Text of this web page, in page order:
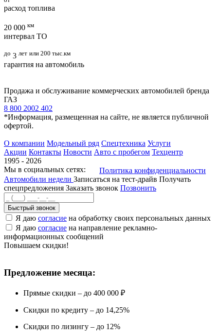
расход топлива
20 000 км
интервал ТО
до 3 лет или 200 тыс.км
гарантия на автомобиль
Продажа и обслуживание коммерческих автомобилей бренда
ГАЗ
8 800 2002 402
*Информация, размещенная на сайте, не является публичной
офертой.
О компании Модельный ряд Спецтехника Услуги
Акции Контакты Новости Авто с пробегом Техцентр
1995 - 2026
Мы в социальных сетях:
Политика конфиденциальности
Автомобили недели Записаться на тест-драйв Получать
спецпредложения Заказать звонок Позвонить
Быстрый звонок
Я даю согласие на обработку своих персональных данных
Я даю согласие на направление рекламно-
информационных сообщений
Повышаем скидки!
Предложение месяца:
Прямые скидки – до 400 000 ₽
Скидки по кредиту – до 14,25%
Скидки по лизингу – до 12%